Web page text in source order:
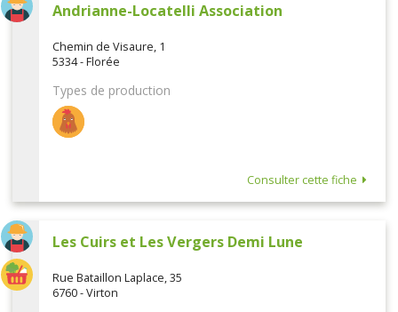
Andrianne-Locatelli Association
Chemin de Visaure, 1
5334 - Florée
Types de production
Consulter cette fiche
Les Cuirs et Les Vergers Demi Lune
Rue Bataillon Laplace, 35
6760 - Virton